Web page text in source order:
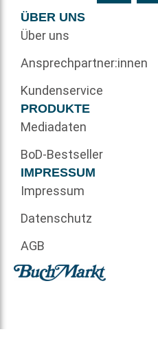
ÜBER UNS
Über uns
Ansprechpartner:innen
Kundenservice
PRODUKTE
Mediadaten
BoD-Bestseller
IMPRESSUM
Impressum
Datenschutz
AGB